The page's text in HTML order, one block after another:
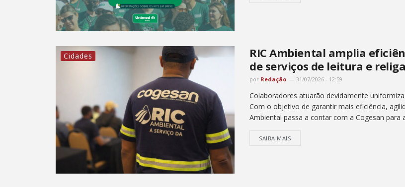
Cidades
RIC Ambiental amplia
de serviços de leitura e
por Redação 31/07/2026 - 12:59
Colaboradores atuarão devidamente
Com o objetivo de garantir mais eficiência,
Ambiental passa a contar com a Cogesan para
SAIBA MAIS